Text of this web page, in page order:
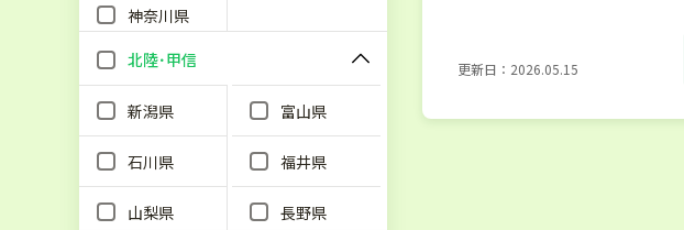
神奈川県
北陸･甲信
新潟県 富山県
石川県 福井県
山梨県 長野県
更新日：2026.05.15